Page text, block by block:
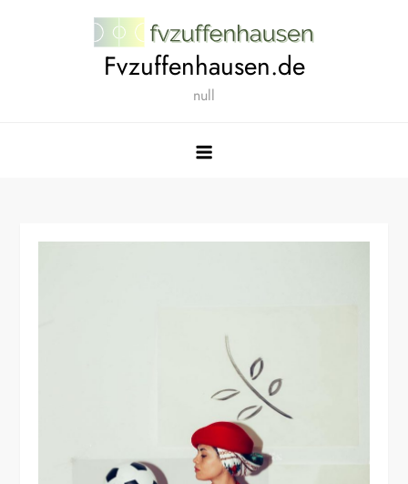
Fvzuffenhausen.de
null